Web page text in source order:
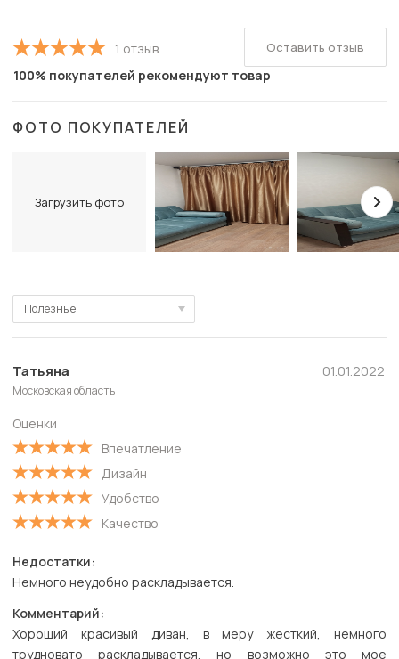
1 отзыв
100% покупателей рекомендуют товар
ФОТО ПОКУПАТЕЛЕЙ
Загрузить фото
Полезные
Полезные
Новые
Старые
С высокой оценкой
С низкой оценкой
Татьяна
Московская область
Оценки
Впечатление
Дизайн
Удобство
Качество
01.01.2022
Недостатки:
Немного неудобно раскладывается.
Комментарий:
Хороший красивый диван, в меру жесткий, немного
трудновато раскладывается, но возможно это мое
Оставить отзыв